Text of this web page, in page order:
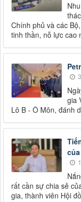
Chính phủ và các
tinh thần, nỗ lực cao
gia
Lô B - Ô Môn, đánh
rất cần sự chia sẻ
gia, thành viên Hội